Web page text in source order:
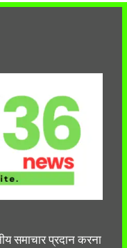
समाचार प्रदान करना